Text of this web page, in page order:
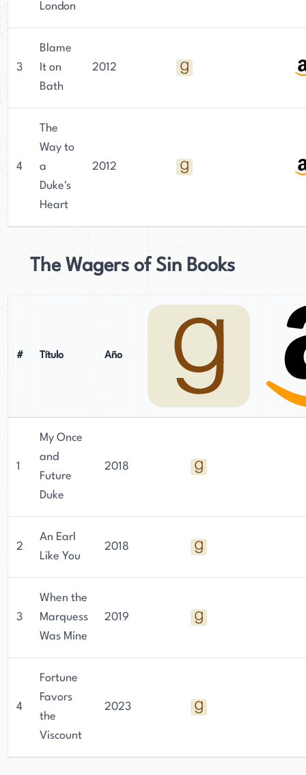
London
3
Blame
It on
Bath
2012
4
The
Way to
a
Duke's
Heart
2012
The Wagers of Sin Books
# Título Año
1
My Once
and
Future
Duke
2018
2
An Earl
Like You
2018
3
When the
Marquess
Was Mine
2019
4
Fortune
Favors
the
Viscount
2023